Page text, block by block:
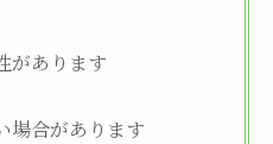
があります
場合があります